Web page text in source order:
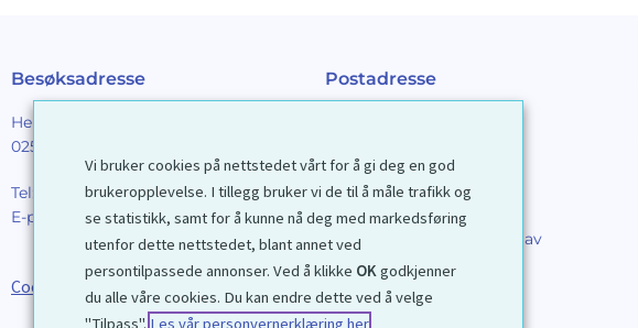
Besøksadresse
Henrik Ibsens gt. 90
0255 Oslo
Tel:
22 44 85 86
E-post:
galleri@d40.no
Cookies
Postadresse
0201 Oslo
Mobilnummer til sporing av
forsendelser: 91924069
Vi bruker cookies på nettstedet vårt for å gi deg en god
brukeropplevelse. I tillegg bruker vi de til å måle trafikk og
se statistikk, samt for å kunne nå deg med markedsføring
utenfor dette nettstedet, blant annet ved
persontilpassede annonser. Ved å klikke OKgodkjenner
du alle våre cookies. Du kan endre dette ved å velge
"Tilpass". Les vår personvernerklæring her